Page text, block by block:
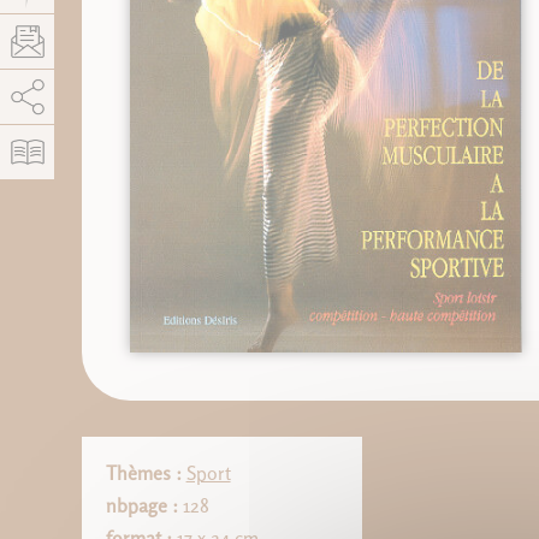
Thèmes : Sport
nbpage : 128
AddThis está deshabilitado. Permitir